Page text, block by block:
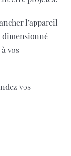
l’appareil
dimensionné
vos
vos